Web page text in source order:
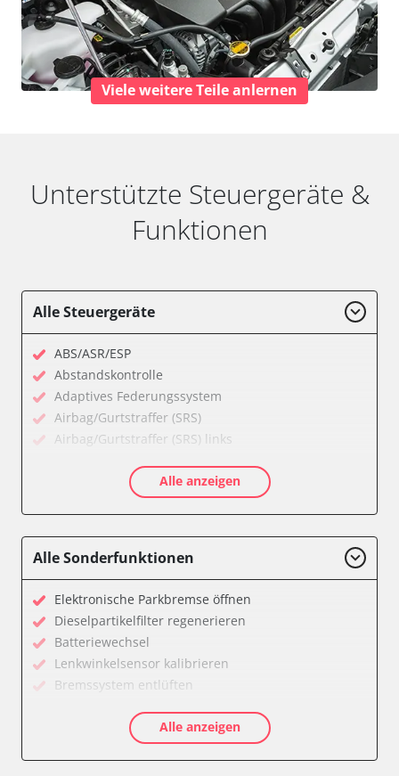
Viele weitere Teile anlernen
Unterstützte Steuergeräte &
Funktionen
Alle Steuergeräte
ABS/ASR/ESP
Abstandskontrolle
Adaptives Federungssystem
Airbag/Gurtstraffer (SRS)
Airbag/Gurtstraffer (SRS) links
Aktiver Kollisionsschutz
Anhängersteuergerät
Batteriemanagement
CD-Wechsler
Command
Dachbedieneinheit (DBE)
Diagnoseschnittstelle (EOBD/OBDII)
Einparkhilfe
Elektronische Zündanlage
Elektronisches Stabilitätsprogramm (ESP)
Elektronisches Wählhebel-Modul (EWM)
Alle anzeigen
Alle Sonderfunktionen
Elektronische Parkbremse öffnen
Dieselpartikelfilter regenerieren
Batteriewechsel
Lenkwinkelsensor kalibrieren
Bremssystem entlüften
Luftmassenmesser anlernen
Elektronische Parkbremse kalibrieren
Alle anzeigen